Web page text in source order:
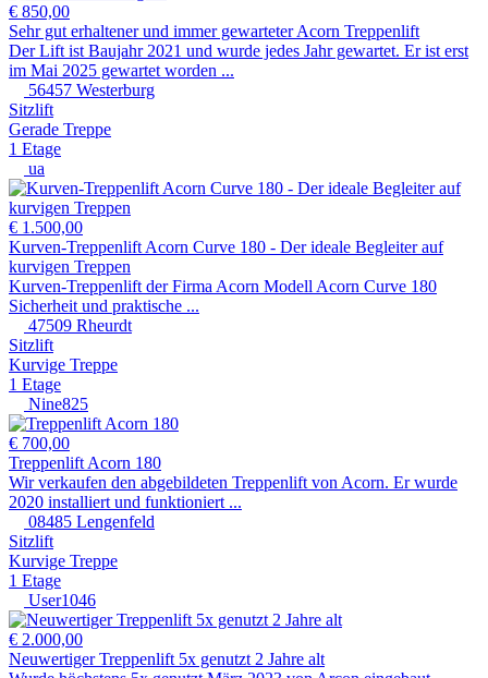
€ 850,00
Sehr gut erhaltener und immer gewarteter Acorn Treppenlift
Der Lift ist Baujahr 2021 und wurde jedes Jahr gewartet. Er ist erst
im Mai 2025 gewartet worden ...
56457 Westerburg
Sitzlift
Gerade Treppe
1 Etage
ua
€ 1.500,00
Kurven-Treppenlift Acorn Curve 180 - Der ideale Begleiter auf
kurvigen Treppen
Kurven-Treppenlift der Firma Acorn Modell Acorn Curve 180
Sicherheit und praktische ...
47509 Rheurdt
Sitzlift
Kurvige Treppe
1 Etage
Nine825
€ 700,00
Treppenlift Acorn 180
Wir verkaufen den abgebildeten Treppenlift von Acorn. Er wurde
2020 installiert und funktioniert ...
08485 Lengenfeld
Sitzlift
Kurvige Treppe
1 Etage
User1046
€ 2.000,00
Neuwertiger Treppenlift 5x genutzt 2 Jahre alt